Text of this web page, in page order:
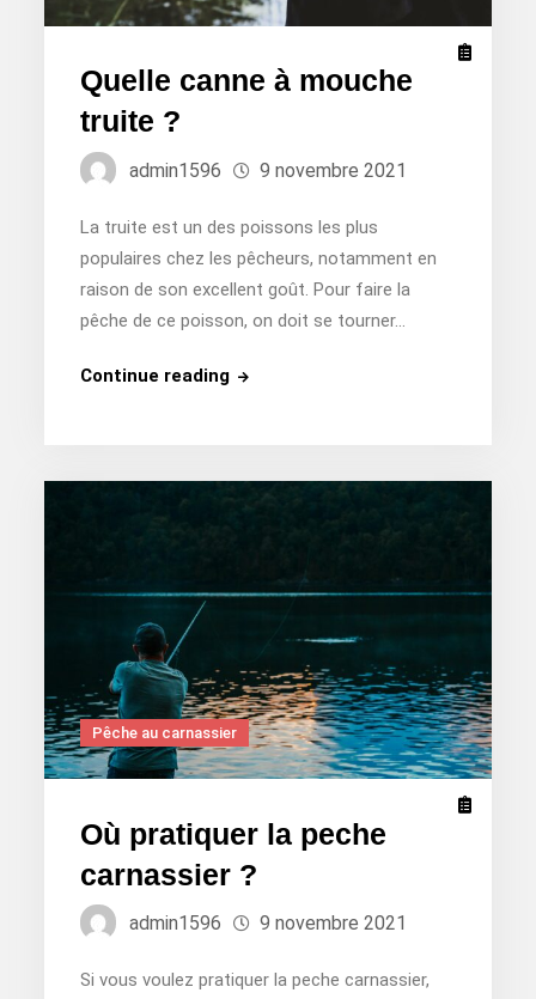
Quelle canne à mouche
truite ?
admin1596 9 novembre 2021
La truite est un des poissons les plus
populaires chez les pêcheurs, notamment en
raison de son excellent goût. Pour faire la
pêche de ce poisson, on doit se tourner…
Continue readingQuelle
Pêche au carnassier
Où pratiquer la peche
carnassier ?
admin1596 9 novembre 2021
Si vous voulez pratiquer la peche carnassier,